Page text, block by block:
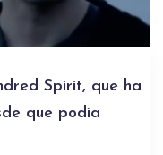
Spirit, que ha
que podía